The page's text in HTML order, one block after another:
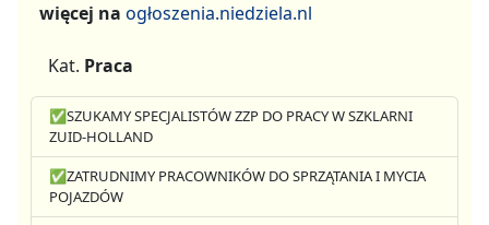
więcej na ogłoszenia.niedziela.nl
Kat. Praca
✅SZUKAMY SPECJALISTÓW ZZP DO PRACY W SZKLARNI
ZUID-HOLLAND
✅ZATRUDNIMY PRACOWNIKÓW DO SPRZĄTANIA I MYCIA
POJAZDÓW